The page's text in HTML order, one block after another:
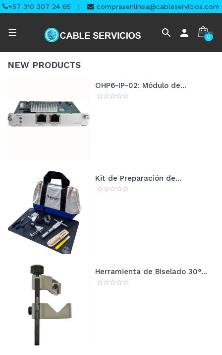
+57 310 307 24 65 | comprasenlinea@cableservicios.com
Navegación
palanca
☰ search person 0
NEW PRODUCTS
OHP6-IP-02: Módulo de...
Kit de Preparación de...
Herramienta de Biselado 30°...